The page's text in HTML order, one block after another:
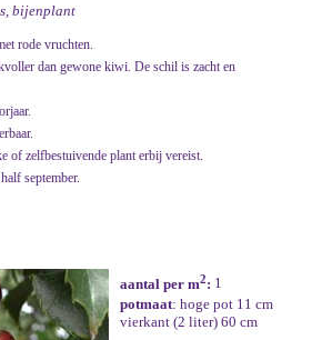
bijenplant
rode vruchten.
dan gewone kiwi. De schil is zacht en
of zelfbestuivende plant erbij vereist.
september.
aantal per m2: 1
potmaat: hoge pot 11 cm
vierkant (2 liter) 60 cm